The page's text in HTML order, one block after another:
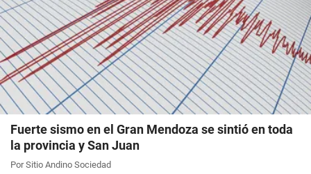
Fuerte sismo en el Gran Mendoza se sintió en toda
la provincia y San Juan
Por Sitio Andino Sociedad